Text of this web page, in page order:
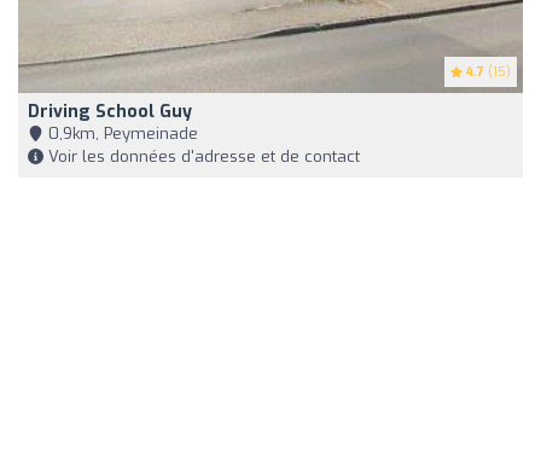
4.7 (15)
Driving School Guy
0,9km, Peymeinade
Voir les données d'adresse et de contact